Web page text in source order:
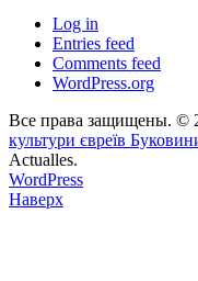
Log in
Entries feed
Comments feed
WordPress.org
Все права защищены. ©
культури євреїв
Actualles.
WordPress
Наверх